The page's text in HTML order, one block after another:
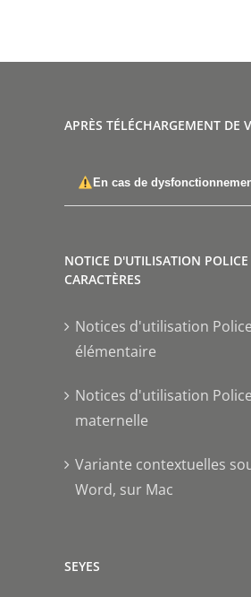
APRÈS TÉLÉCHARGEMENT DE
En cas de
NOTICE D'UTILISATION POLICE
CARACTÈRES
Notices d'utilisation Police
élémentaire
Notices d'utilisation Police
maternelle
Variante contextuelles
Word, sur Mac
SEYES